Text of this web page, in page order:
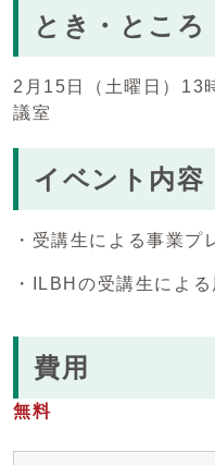
とき・ところ
2月15日（土曜日）13
議室
イベント内容
・受講生による事業プ
・ILBHの受講生によ
費用
無料